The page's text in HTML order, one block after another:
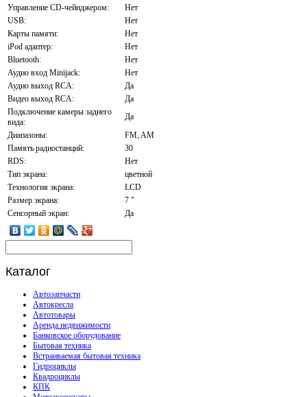
Управление CD-чейнджером:
Нет
USB:
Нет
Карты памяти:
Нет
iPod адаптер:
Нет
Bluetooth:
Нет
Аудио вход Minijack:
Нет
Аудио выход RCA:
Да
Видео выход RCA:
Да
Подключение камеры заднего
вида:
Да
Диапазоны:
FM, AM
Память радиостанций:
30
RDS:
Нет
Тип экрана:
цветной
Технология экрана:
LCD
Размер экрана:
7 "
Сенсорный экран:
Да
Каталог
Автозапчасти
Автокресла
Автотовары
Аренда недвижимости
Банковское оборудование
Бытовая техника
Встраиваемая бытовая техника
Гидроциклы
Квадроциклы
КПК